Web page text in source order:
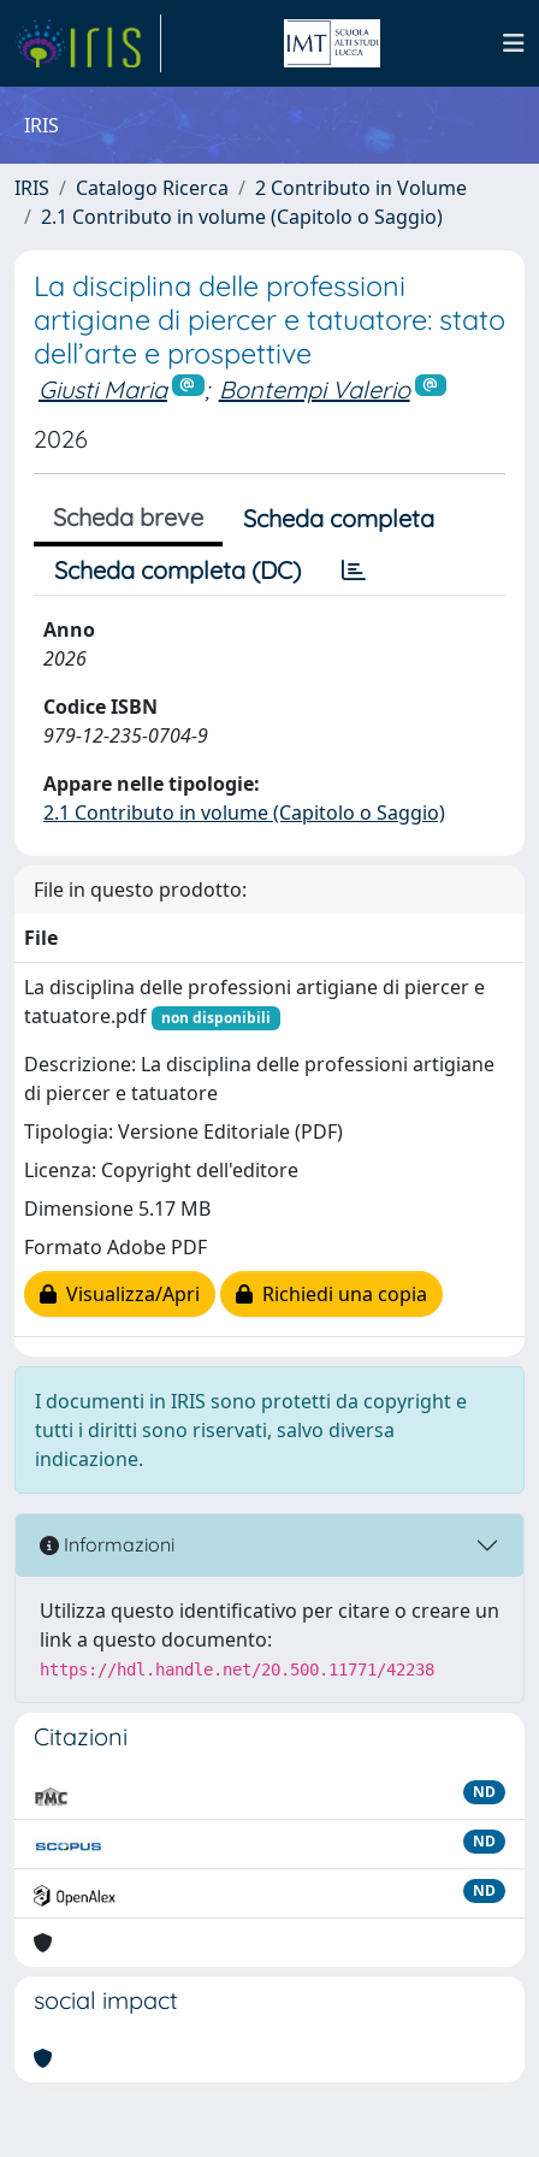
IRIS
IRIS Catalogo Ricerca
2 Contributo in Volume
2.1 Contributo in volume (Capitolo o Saggio)
La disciplina delle professioni
artigiane di piercer e tatuatore: stato
dell’arte e prospettive
Giusti Maria ; Bontempi Valerio
2026
Scheda breve
Scheda completa
Scheda completa (DC)
Anno
2026
Codice ISBN
979-12-235-0704-9
Appare nelle tipologie:
2.1 Contributo in volume (Capitolo o Saggio)
File in questo prodotto:
File
La disciplina delle professioni artigiane di piercer e
tatuatore.pdf
non disponibili
Descrizione: La disciplina delle professioni artigiane
di piercer e tatuatore
Tipologia: Versione Editoriale (PDF)
Licenza: Copyright dell'editore
Dimensione 5.17 MB
Formato Adobe PDF
Visualizza/Apri
Richiedi una copia
I documenti in IRIS sono protetti da copyright e
tutti i diritti sono riservati, salvo diversa
indicazione.
Informazioni
Utilizza questo identificativo per citare o creare un
link a questo documento:
https://hdl.handle.net/20.500.11771/42238
Citazioni
ND
ND
ND
social impact